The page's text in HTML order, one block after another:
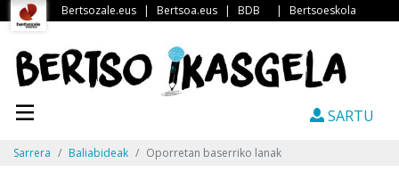
Bertsozale.eus | Bertsoa.eus | BDB | Bertsoeskola
SARTU
Sarrera Baliabideak Oporretan baserriko lanak